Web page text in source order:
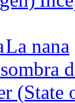
La nana